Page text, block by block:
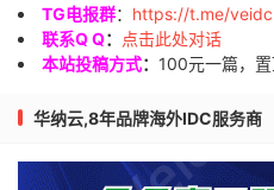
TG电报群： https://t.me/veidc
联系Q Q：
点击此处对话
本站投稿方式： 100元一篇，置
华纳云,8年品牌海外IDC服务商